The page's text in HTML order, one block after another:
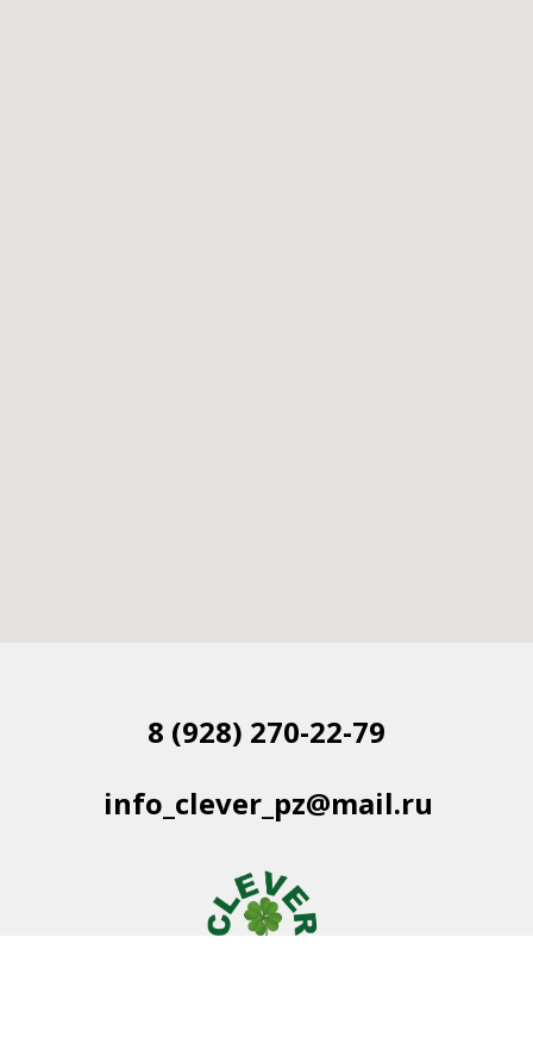
8 (928) 270-22-79
info_clever_pz@mail.ru